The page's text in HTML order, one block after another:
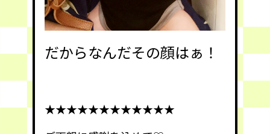
だからなんだその顔はぁ！
★★★★★★★★★★★★